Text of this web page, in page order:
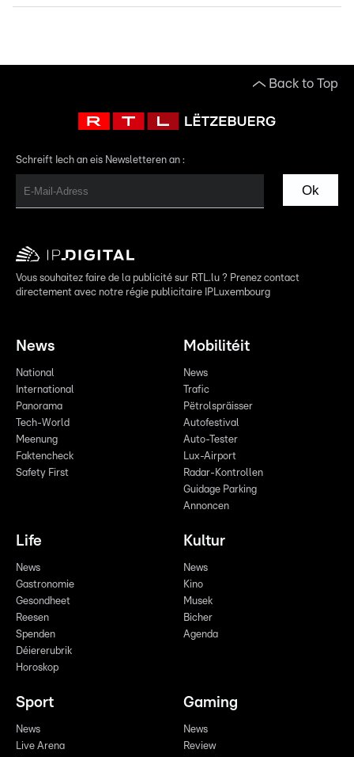
Back to Top
Schreift Iech an eis Newsletteren an :
Ok
Vous souhaitez faire de la publicité sur RTL.lu ? Prenez contact
directement avec notre régie publicitaire IPLuxembourg
News
National
International
Panorama
Tech-World
Meenung
Faktencheck
Safety First
Mobilitéit
News
Trafic
Pëtrolspräisser
Autofestival
Auto-Tester
Lux-Airport
Radar-Kontrollen
Guidage Parking
Annoncen
Life
News
Gastronomie
Gesondheet
Reesen
Spenden
Déiererubrik
Horoskop
Kultur
News
Kino
Musek
Bicher
Agenda
Sport
News
Live Arena
Gaming
News
Review